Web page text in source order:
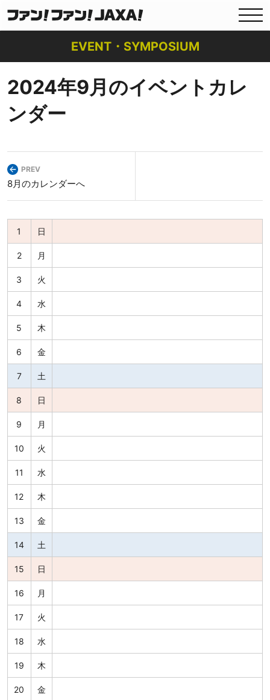
EVENT・SYMPOSIUM
2024年9月のイベントカレ
ンダー
PREV
8月のカレンダーへ
1 日
2 月
3 火
4 水
5 木
6 金
7 土
8 日
9 月
10 火
11 水
12 木
13 金
14 土
15 日
16 月
17 火
18 水
19 木
20 金